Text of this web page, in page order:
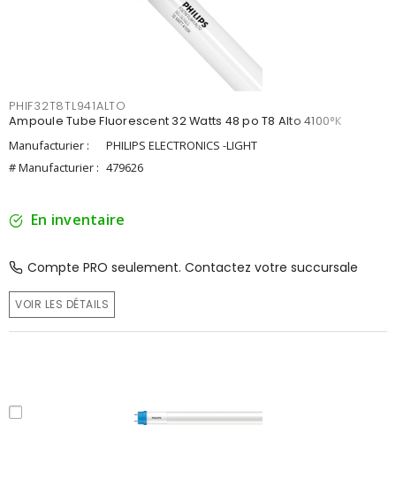
PHIF32T8TL941ALTO
Ampoule Tube Fluorescent 32 Watts 48 po T8 Alto 4100°K
Manufacturier :
PHILIPS ELECTRONICS -LIGHT
# Manufacturier : 479626
En inventaire
Compte PRO seulement. Contactez votre succursale
VOIR LES DÉTAILS